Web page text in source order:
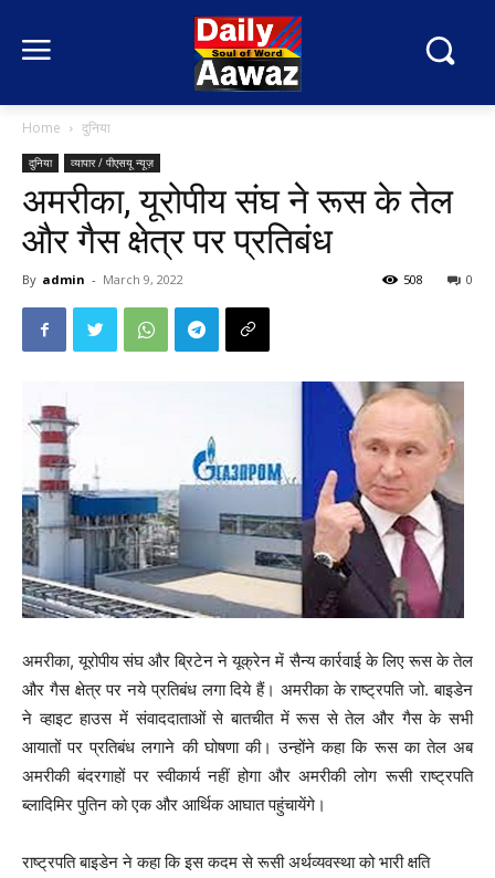
Home दुनिया
दुनिया व्यापार / पीएसयू न्यूज़
अमरीका, यूरोपीय संघ ने रूस के तेल
और गैस क्षेत्र पर प्रतिबंध
By admin - March 9, 2022 0
508
अमरीका, यूरोपीय संघ और ब्रिटेन ने यूक्रेन में सैन्‍य कार्रवाई के लिए रूस के तेल
और गैस क्षेत्र पर नये प्रतिबंध लगा दिये हैं। अमरीका के राष्‍ट्रपति जो. बाइडेन
ने व्‍हाइट हाउस में संवाददाताओं से बातचीत में रूस से तेल और गैस के सभी
आयातों पर प्रतिबंध लगाने की घोषणा की। उन्‍होंने कहा कि रूस का तेल अब
अमरीकी बंदरगाहों पर स्‍वीकार्य नहीं होगा और अमरीकी लोग रूसी राष्‍ट्रपति
ब्‍लादिमिर पुतिन को एक और आर्थिक आघात पहुंचायेंगे।
राष्‍ट्रपति बाइडेन ने कहा कि इस कदम से रूसी अर्थव्‍यवस्‍था को भारी क्षति